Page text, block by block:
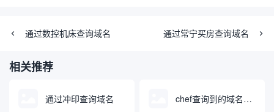
通过数控机床查询域名 通过常宁买房查询域名
相关推荐
通过冲印查询域名 chef查询到的域名网站